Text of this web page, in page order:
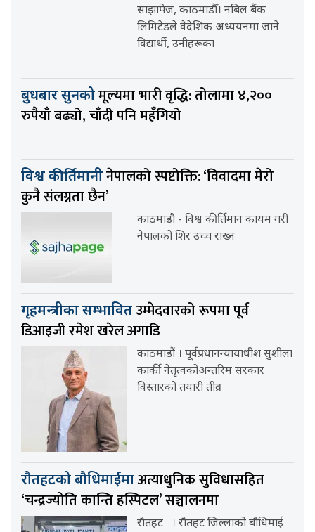
साझापेज, काठमाडौँ। नबिल बैंक
लिमिटेडले वैदेशिक अध्ययनमा जाने
विद्यार्थी, उनीहरूका
बुधबार सुनकोमूल्यमा भारी वृद्धि: तोलामा ४,२००
रुपैयाँ बढ्यो, चाँदी पनि महँगियो
विश्व कीर्तिमानीनेपालको स्पष्टोक्ति: ‘विवादमा मेरो
कुनै संलग्नता छैन’
काठमाडौ - विश्व कीर्तिमान कायम गरी
नेपालको शिर उच्च राख्न
गृहमन्त्रीका सम्भावितउम्मेदवारको रूपमा पूर्व
डिआइजी रमेश खरेल अगाडि
काठमाडौं । पूर्वप्रधानन्यायाधीश सुशीला
कार्की नेतृत्वकोअन्तरिम सरकार
विस्तारको तयारी तीव्र
रौतहटको बौधिमाईमाअत्याधुनिक सुविधासहित
‘चन्द्रज्योति कान्ति हस्पिटल’ सञ्चालनमा
रौतहट । रौतहट जिल्लाको बौधिमाई